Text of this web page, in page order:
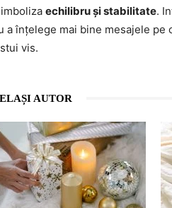
echilibru și stabilitate.
înțelege mai bine mesajele pe
vis.
AUTOR